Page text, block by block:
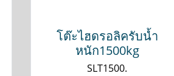
โต๊ะไฮดรอลิครับน้ำ
หนัก1500kg
SLT1500.